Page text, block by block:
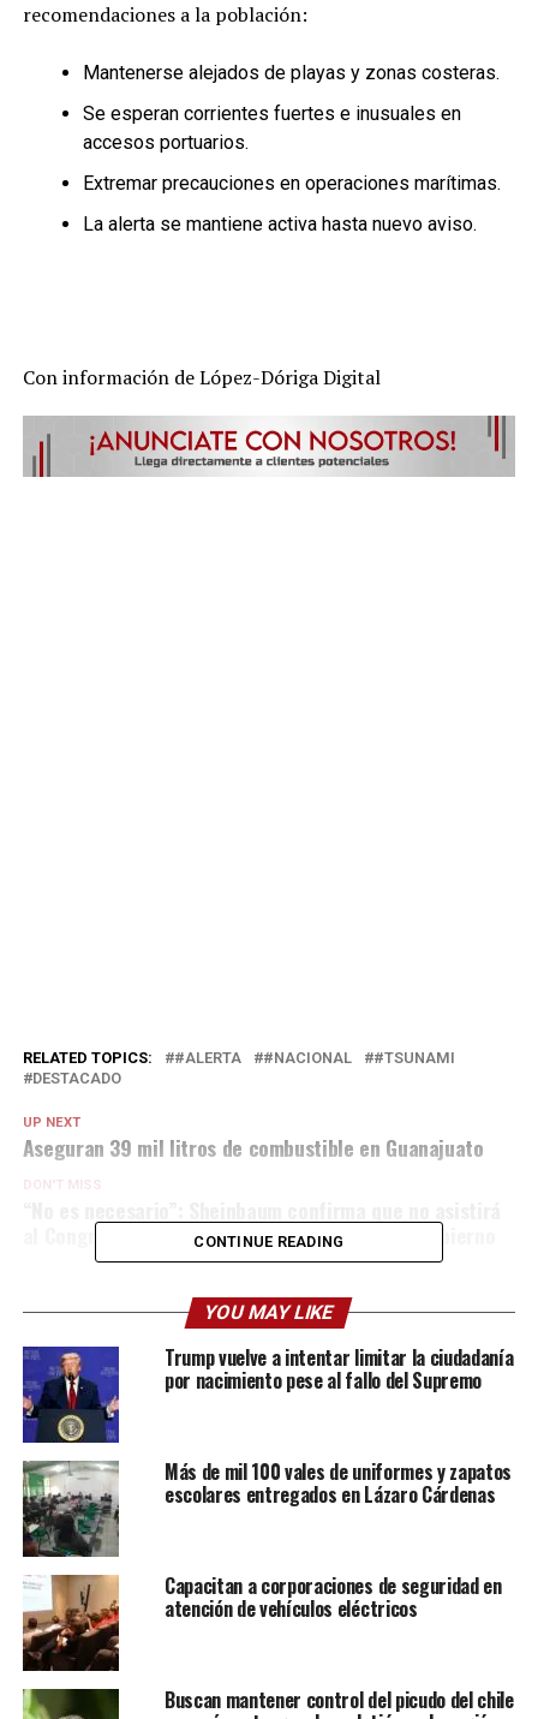
recomendaciones a la población:
Mantenerse alejados de playas y zonas costeras.
Se esperan corrientes fuertes e inusuales en
accesos portuarios.
Extremar precauciones en operaciones marítimas.
La alerta se mantiene activa hasta nuevo aviso.
Con información de López-Dóriga Digital
RELATED TOPICS: #ALERTA #NACIONAL
#TSUNAMI
DESTACADO
UP NEXT
Aseguran 39 mil litros de combustible en Guanajuato
DON'T MISS
al Congreso a entregar su primer informe de gobierno
CONTINUE READING
YOU MAY LIKE
Trump vuelve a intentar limitar la ciudadanía
por nacimiento pese al fallo del Supremo
Más de mil 100 vales de uniformes y zapatos
escolares entregados en Lázaro Cárdenas
Capacitan a corporaciones de seguridad en
atención de vehículos eléctricos
Buscan mantener control del picudo del chile